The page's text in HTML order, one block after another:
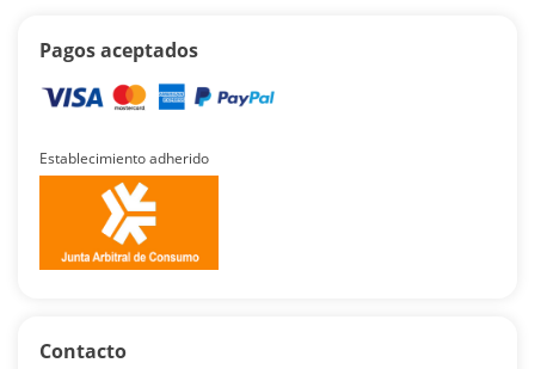
Pagos aceptados
Establecimiento adherido
Contacto